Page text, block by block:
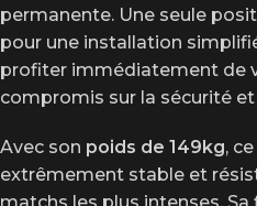
permanente. Une seule
pour une installation
profiter immédiatement de
compromis sur la sécurité
Avec son poids de 149kg,
extrêmement stable et